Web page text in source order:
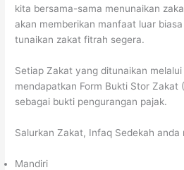
kita bersama-sama menunaikan
akan memberikan manfaat luar
tunaikan zakat fitrah segera.
Setiap Zakat yang ditunaikan
mendapatkan Form Bukti Stor Zakat
sebagai bukti pengurangan pajak.
Salurkan Zakat, Infaq Sedekah anda
Mandiri